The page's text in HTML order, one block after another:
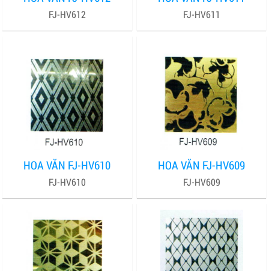
FJ-HV612 FJ-HV611
HOA VĂN FJ-HV610
FJ-HV610
HOA VĂN FJ-HV609
FJ-HV609